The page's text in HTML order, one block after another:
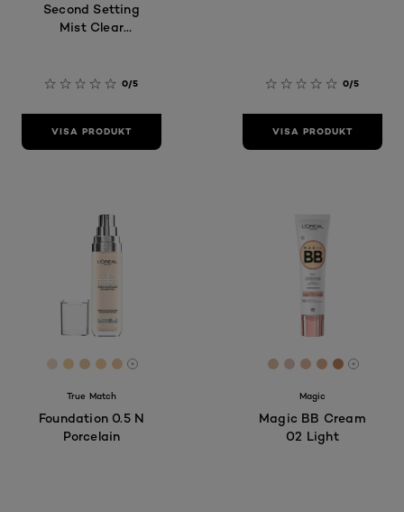
Second Setting
Mist Clear
0/5
VISA PRODUKT
0/5
VISA PRODUKT
[Color]: #F1D8C5
[Color]: #F3D2A2
[Color]: #E7CAA4
[Color]: #F4CD9F
[Color]: #F1C7A2
More shades are available
True Match
Foundation 0.5 N
Porcelain
[Color]: #E0C1A5
[Color]:
[Color]:
[Color]:
[Color]:
More
Magic
Magic BB Cream
02 Light